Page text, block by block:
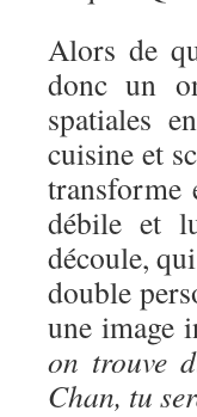
Alors de
donc un
spatiales
cuisine et
transforme
débile et
découle,
double
une image
on trouve
Chan, tu